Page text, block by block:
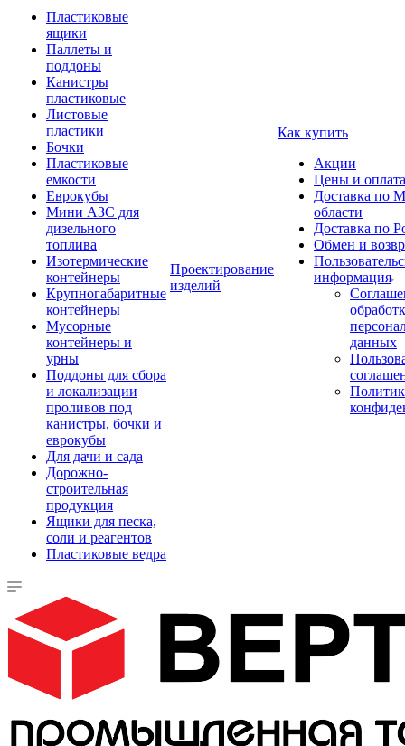
Пластиковые
ящики
Паллеты и
поддоны
Канистры
пластиковые
Листовые
пластики
Бочки
Пластиковые
емкости
Еврокубы
Мини АЗС для
дизельного
топлива
Изотермические
контейнеры
Крупногабаритные
контейнеры
Мусорные
контейнеры и
урны
Поддоны для сбора
и локализации
проливов под
канистры, бочки и
еврокубы
Для дачи и сада
Дорожно-
строительная
продукция
Ящики для песка,
соли и реагентов
Пластиковые ведра
Проектирование
изделий
Как купить
Акции
Цены и оплата
Доставка по
области
Доставка по
Обмен и
информация
данных